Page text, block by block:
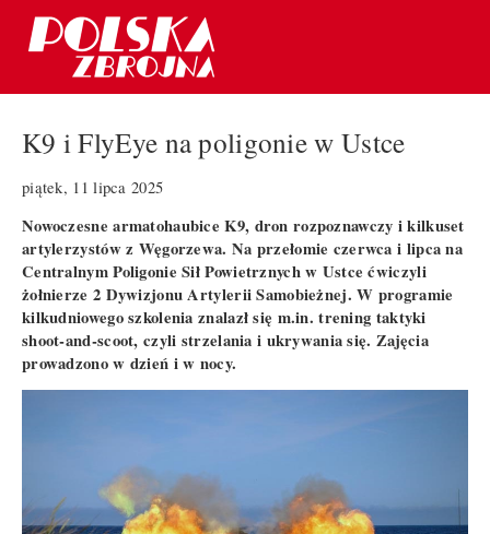
K9 i FlyEye na poligonie w Ustce
piątek, 11 lipca 2025
Nowoczesne armatohaubice K9, dron rozpoznawczy i kilkuset
artylerzystów z Węgorzewa. Na przełomie czerwca i lipca na
Centralnym Poligonie Sił Powietrznych w Ustce ćwiczyli
żołnierze 2 Dywizjonu Artylerii Samobieżnej. W programie
kilkudniowego szkolenia znalazł się m.in. trening taktyki
shoot-and-scoot, czyli strzelania i ukrywania się. Zajęcia
prowadzono w dzień i w nocy.